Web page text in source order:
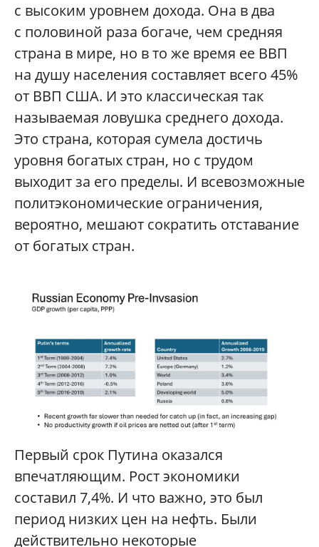
с высоким уровнем дохода. Она в два
с половиной раза богаче, чем средняя
страна в мире, но в то же время ее ВВП
на душу населения составляет всего 45%
от ВВП США. И это классическая так
называемая ловушка среднего дохода.
Это страна, которая сумела достичь
уровня богатых стран, но с трудом
выходит за его пределы. И всевозможные
политэкономические ограничения,
вероятно, мешают сократить отставание
от богатых стран.
Первый срок Путина оказался
впечатляющим. Рост экономики
составил 7,4%. И что важно, это был
период низких цен на нефть. Были
действительно некоторые